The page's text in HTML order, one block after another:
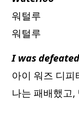
워털루
워털루
I was
아이 워즈 디피
나는 패배했고